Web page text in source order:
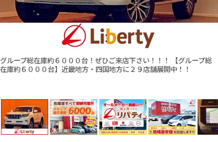
グループ総在庫約６０００台！ぜひご来店下さい！！！ 【グループ総
在庫約６０００台】近畿地方・四国地方に２９店舗展開中！！